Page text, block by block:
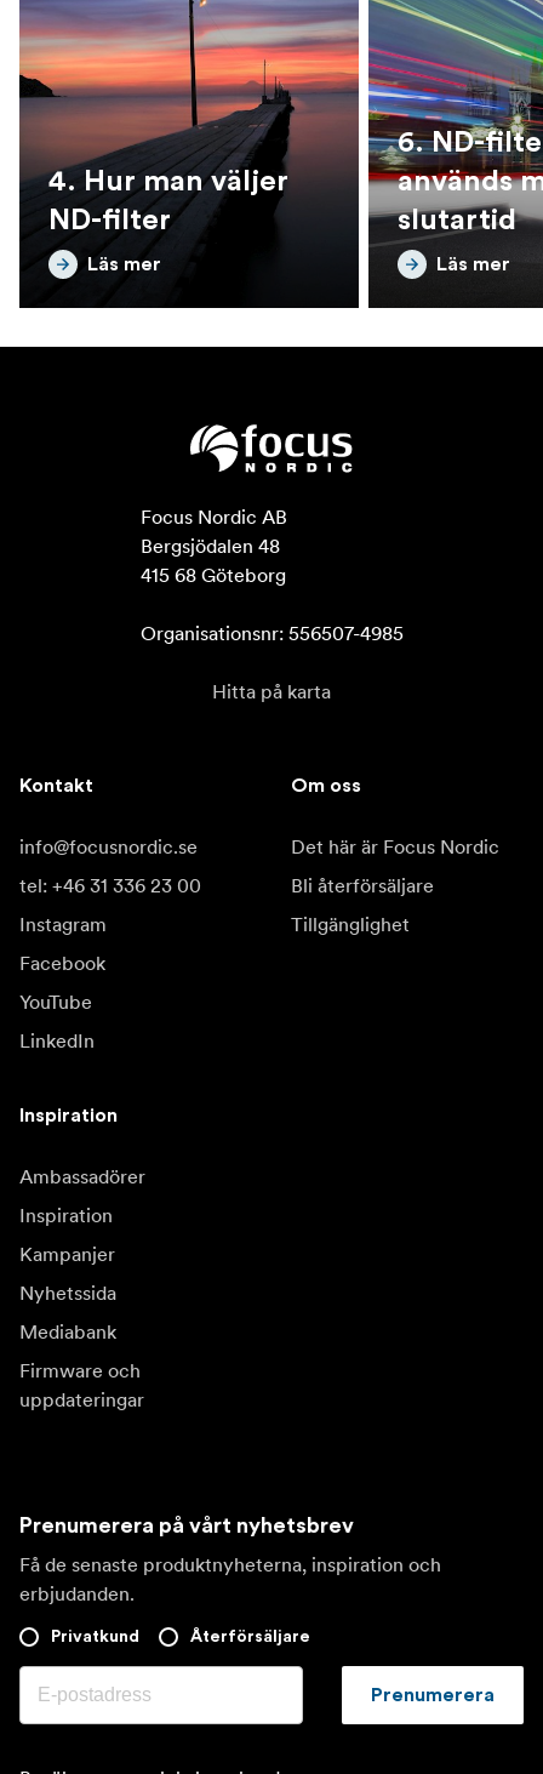
4. Hur man väljer
ND-filter
Läs mer
6. ND-
används
slutartid
Läs mer
Focus Nordic AB
Bergsjödalen 48
415 68 Göteborg
Organisationsnr: 556507-4985
Hitta på karta
Kontakt
info@focusnordic.se
tel: +46 31 336 23 00
Instagram
Facebook
YouTube
LinkedIn
Om oss
Det här är Focus Nordic
Bli återförsäljare
Tillgänglighet
Inspiration
Ambassadörer
Inspiration
Kampanjer
Nyhetssida
Mediabank
Firmware och
uppdateringar
Prenumerera på vårt nyhetsbrev
Få de senaste produktnyheterna, inspiration och
erbjudanden.
Privatkund Återförsäljare
Prenumerera